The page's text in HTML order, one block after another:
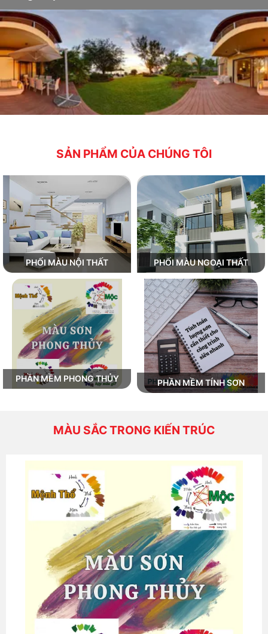
SẢN PHẨM CỦA CHÚNG TÔI
PHỐI MÀU NỘI THẤT
PHẦN MỀM PHONG THỦY
PHỐI MÀU NGOẠI THẤT
PHẦN MỀM TÍNH SƠN
MÀU SẮC TRONG KIẾN TRÚC